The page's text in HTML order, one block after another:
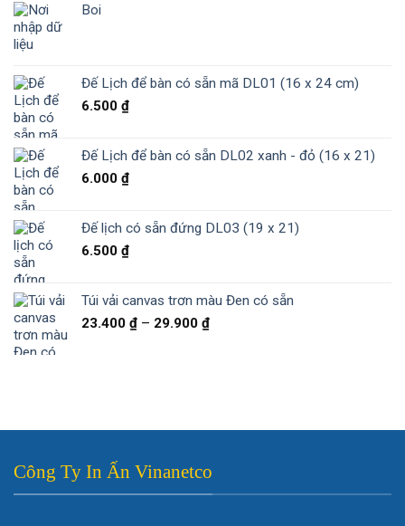
Boi
Đế Lịch để bàn có sẵn mã DL01 (16 x 24 cm)
6.500 ₫
Đế Lịch để bàn có sẵn DL02 xanh - đỏ (16 x 21)
6.000 ₫
Đế lịch có sẵn đứng DL03 (19 x 21)
6.500 ₫
Túi vải canvas trơn màu Đen có sẵn
23.400 ₫ – 29.900 ₫Khoảng
Công Ty In Ấn Vinanetco